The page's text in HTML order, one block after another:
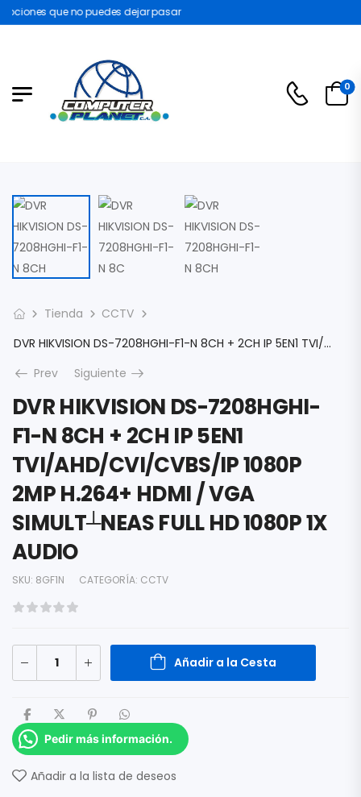
que no puedes dejar pasar
0
Tienda
CCTV
DVR HIKVISION DS-7208HGHI-F1-N 8CH + 2CH IP 5EN1 TVI/AHD/CVI/CVBS/IP 1080P 2MP H.264+ HDMI / VGA SIMULT┴NEAS FULL HD 1080P 1X AUDIO
Prev
Siguiente
DVR HIKVISION DS-7208HGHI-
F1-N 8CH + 2CH IP 5EN1
TVI/AHD/CVI/CVBS/IP 1080P
2MP H.264+ HDMI / VGA
SIMULT┴NEAS FULL HD 1080P 1X
AUDIO
SKU: 8GF1N CATEGORÍA: CCTV
Añadir a la Cesta
Pedir más información.
Añadir a la lista de deseos